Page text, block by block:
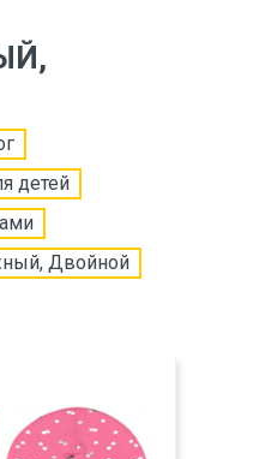
детей
Двойной